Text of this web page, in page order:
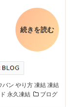
続きを読む
バン やり方 凍結 凍結
永久凍結 ブログ